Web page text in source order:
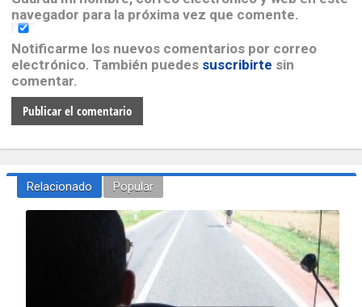
navegador para la próxima vez que comente.
Notificarme los nuevos comentarios por correo
electrónico. También puedes suscribirte sin
comentar.
Relacionado Popular